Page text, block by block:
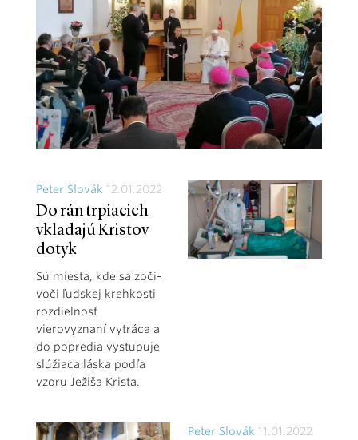
Peter Slovák 12.01.2022
Do rán trpiacich
vkladajú Kristov
dotyk
Sú miesta, kde sa zoči-
voči ľudskej krehkosti
rozdielnosť
vierovyznaní vytráca a
do popredia vystupuje
slúžiaca láska podľa
vzoru Ježiša Krista.
Peter Slovák 11.01.2022